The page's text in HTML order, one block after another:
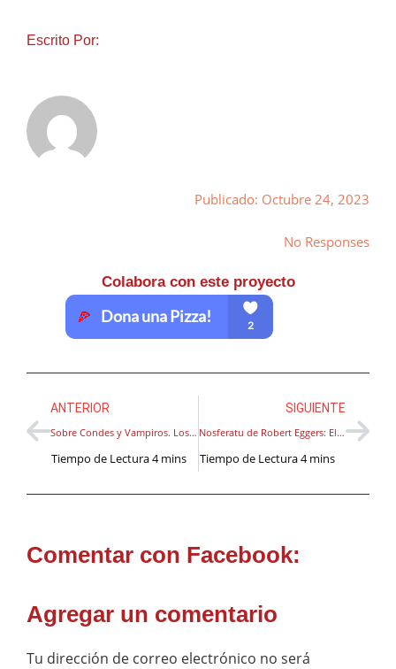
Escrito Por:
Publicado: Octubre 24, 2023
No Responses
Colabora con este proyecto
ANTERIOR
Sobre Condes y Vampiros. Los de verdad y los no tanto: “El Conde” de Pablo Larraín
SIGUIENTE
Nosferatu de Robert Eggers: El Cuerpo de Mina
Comentar con Facebook:
Agregar un comentario
Tu dirección de correo electrónico no será